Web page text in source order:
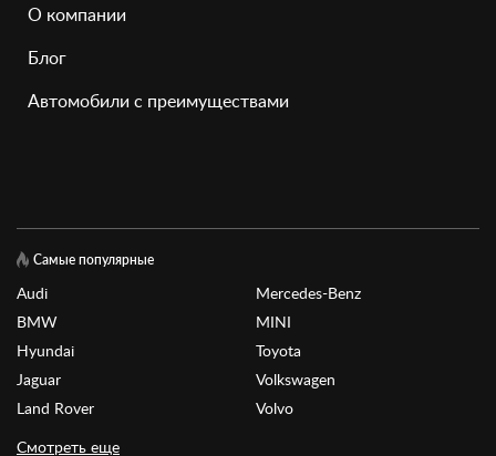
О компании
Блог
Автомобили с преимуществами
Самые популярные
Audi
BMW
Hyundai
Jaguar
Land Rover
Mercedes-Benz
MINI
Toyota
Volkswagen
Volvo
Смотреть еще